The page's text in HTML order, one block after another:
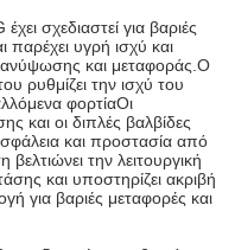
σχεδιαστεί για βαριές
παρέχει υγρή ισχύ και
ανύψωσης και μεταφοράς.Ο
ρυθμίζει την ισχύ του
φορτίαΟι
και οι διπλές βαλβίδες
και προστασία από
την λειτουργική
και υποστηρίζει ακριβή
για βαριές μεταφορές και